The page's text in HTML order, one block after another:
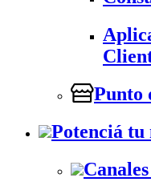
Punto
Potenciá tu